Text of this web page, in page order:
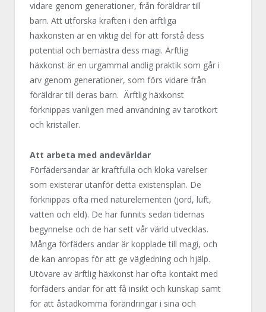
vidare genom generationer, från föräldrar till
barn. Att utforska kraften i den ärftliga
häxkonsten är en viktig del för att förstå dess
potential och bemästra dess magi. Ärftlig
häxkonst är en urgammal andlig praktik som går i
arv genom generationer, som förs vidare från
föräldrar till deras barn. Ärftlig häxkonst
förknippas vanligen med användning av tarotkort
och kristaller.
Att arbeta med andevärldar
Förfädersandar är kraftfulla och kloka varelser
som existerar utanför detta existensplan. De
förknippas ofta med naturelementen (jord, luft,
vatten och eld). De har funnits sedan tidernas
begynnelse och de har sett vår värld utvecklas.
Många förfäders andar är kopplade till magi, och
de kan anropas för att ge vägledning och hjälp.
Utövare av ärftlig häxkonst har ofta kontakt med
förfäders andar för att få insikt och kunskap samt
för att åstadkomma förändringar i sina och